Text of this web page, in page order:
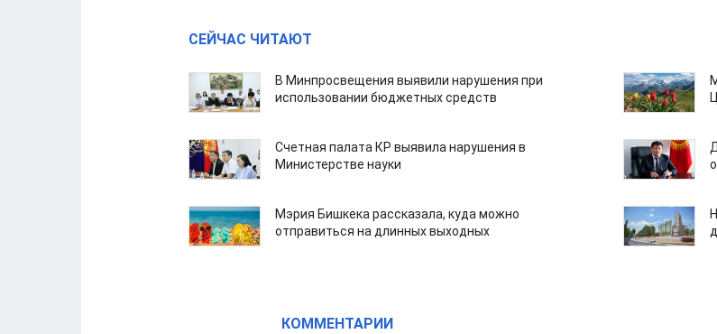
СЕЙЧАС ЧИТАЮТ
В Минпросвещения выявили нарушения при
использовании бюджетных средств
Счетная палата КР выявила нарушения в
Министерстве науки
Мэрия Бишкека рассказала, куда можно
отправиться на длинных выходных
КОММЕНТАРИИ